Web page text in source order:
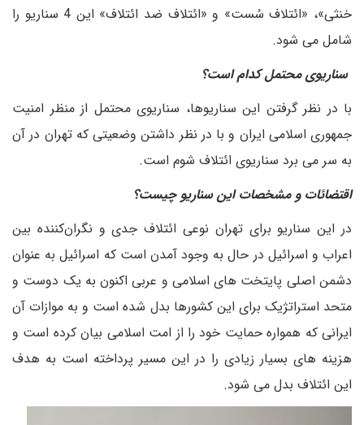
خنثی»، «ائتلاف سُست» و «ائتلاف ضد ائتلاف» این 4 سناریو را
شامل می شود.
سناریوی محتمل کدام است؟
با در نظر گرفتن این سناریوها، سناریوی محتمل از منظر امنیت
جمهوری اسلامی ایران و با در نظر داشتن وضعیتی که تهران در آن
به سر می برد سناریوی ائتلاف شوم است.
اقتضائات و مشخصات این سناریو چیست؟
در این سناریو برای تهران نوعی ائتلاف جدی و نگران‌کننده بین
اعراب و اسرائیل در حال به وجود آمدن است که اسرائیل به عنوان
دشمن اصلی پایتخت های اسلامی و عربی اکنون به یک دوست و
متحد استراتژیک برای این کشورها بدل شده است و به موازات آن
ایرانی که همواره حمایت خود را از امت اسلامی بیان کرده است و
هزینه های بسیار زیادی را در این مسیر پرداخته است به هدف
این ائتلاف بدل می شود.